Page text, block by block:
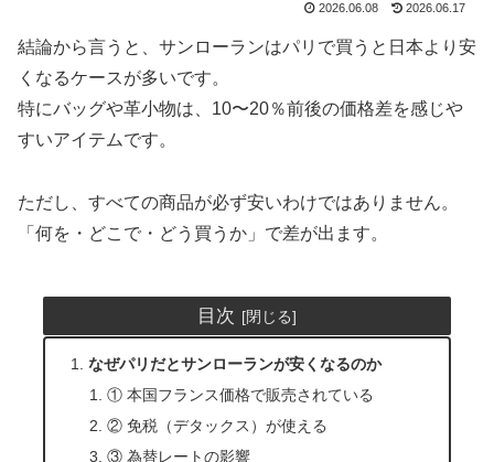
2026.06.08 2026.06.17
結論から言うと、サンローランはパリで買うと日本より安
くなるケースが多いです。
特にバッグや革小物は、10〜20％前後の価格差を感じや
すいアイテムです。
ただし、すべての商品が必ず安いわけではありません。
「何を・どこで・どう買うか」で差が出ます。
目次
なぜパリだとサンローランが安くなるのか
① 本国フランス価格で販売されている
② 免税（デタックス）が使える
③ 為替レートの影響